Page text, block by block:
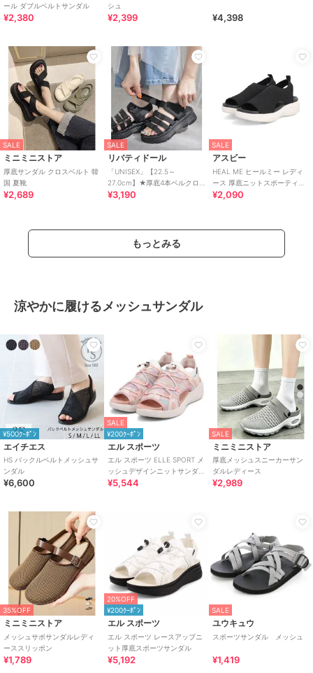
ール ダブルベルトサンダル
¥2,380
シュ
¥2,399 ¥4,398
SALE
ミニミニストア
厚底サンダル クロスベルト 韓
国 夏靴
¥2,689
SALE
リバティドール
「UNISEX」【22.5～
27.0cm】★厚底4本ベルクロ
スポーツサンダル★4165
¥3,190
SALE
アスビー
HEAL ME ヒールミー レディ
ース 厚底ニットスポーティー
サンダル【軽量】 224303
¥2,090
もっとみる
涼やかに履けるメッシュサンダル
¥500ｸｰﾎﾟﾝ
エイチエス
HS バックルベルトメッシュサ
ンダル
¥6,600
SALE
¥200ｸｰﾎﾟﾝ
エル スポーツ
エル スポーツ ELLE SPORT メ
ッシュデザインニットサンダ
ル
¥5,544
SALE
ミニミニストア
厚底メッシュスニーカーサン
ダルレディース
¥2,989
35%OFF
ミニミニストア
メッシュサボサンダルレディ
ーススリッポン
¥1,789
20%OFF
¥200ｸｰﾎﾟﾝ
エル スポーツ
エル スポーツ レースアップニ
ット厚底スポーツサンダル
¥5,192
SALE
ユウキュウ
スポーツサンダル メッシュ
¥1,419